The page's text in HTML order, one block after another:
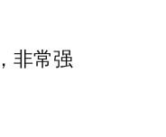
非常强